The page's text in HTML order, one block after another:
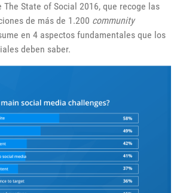
The State of Social 2016, que recoge las
de más de 1.200 community
en 4 aspectos fundamentales que los
deben saber.